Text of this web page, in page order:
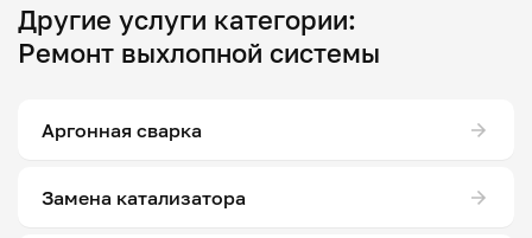
Другие услуги категории:
Ремонт выхлопной системы
Аргонная сварка
Замена катализатора